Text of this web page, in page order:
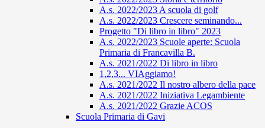
A.s. 2022/2023 A scuola di golf
A.s. 2022/2023 Crescere seminando...
Progetto "Di libro in libro" 2023
A.s. 2022/2023 Scuole aperte: Scuola
Primaria di Francavilla B.
A.s. 2021/2022 Di libro in libro
1,2,3... VIAggiamo!
A.s. 2021/2022 Il nostro albero della pace
A.s. 2021/2022 Iniziativa Legambiente
A.s. 2021/2022 Grazie ACOS
Scuola Primaria di Gavi